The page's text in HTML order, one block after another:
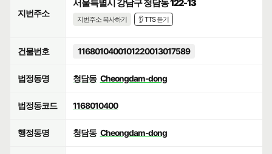
지번주소
서울특별시 강남구 청담동 122-13
지번주소 복사하기 👂 TTS 듣기
건물번호 1168010400101220013017589
법정동명 청담동 Cheongdam-dong
법정동코드 1168010400
행정동명 청담동 Cheongdam-dong